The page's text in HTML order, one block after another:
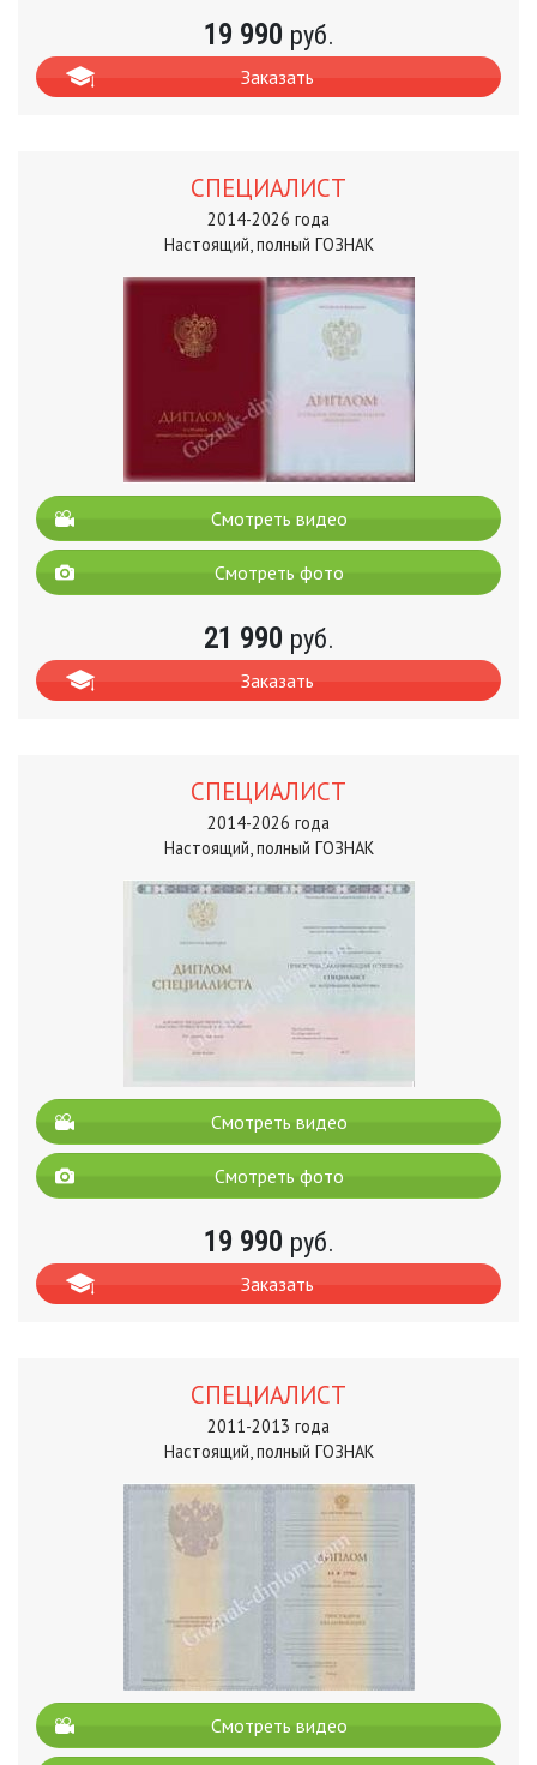
19 990 руб.
Заказать
СПЕЦИАЛИСТ
2014-2026 года
Настоящий, полный ГОЗНАК
Смотреть видео
Смотреть фото
21 990 руб.
Заказать
СПЕЦИАЛИСТ
2014-2026 года
Настоящий, полный ГОЗНАК
Смотреть видео
Смотреть фото
19 990 руб.
Заказать
СПЕЦИАЛИСТ
2011-2013 года
Настоящий, полный ГОЗНАК
Смотреть видео